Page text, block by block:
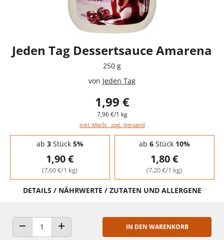
Jeden Tag Dessertsauce Amarena
250 g
von Jeden Tag
1,99 €
7,96 €/1 kg
inkl. MwSt., zzgl. Versand
Staffelpreise - Mengenrabatt
ab 3Stück 5%
1,90 €
(7,60 €/1 kg)
ab 6Stück 10%
1,80 €
(7,20 €/1 kg)
DETAILS / NÄHRWERTE / ZUTATEN UND ALLERGENE
ANZAHL VERRINGERNANZAHL ERHÖHEN
IN DEN WARENKORB